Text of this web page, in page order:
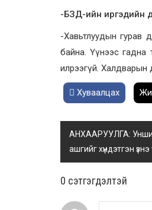
-БЗД-ийн иргэдийн
-Хавьтлуудын гурав
байна. Үүнээс гадна
илрээгүй. Халдварын
Хуваалцах
АНХААРУУЛГА:
ашгийг хүндэтгэн үзнэ
0 cэтгэгдэлтэй